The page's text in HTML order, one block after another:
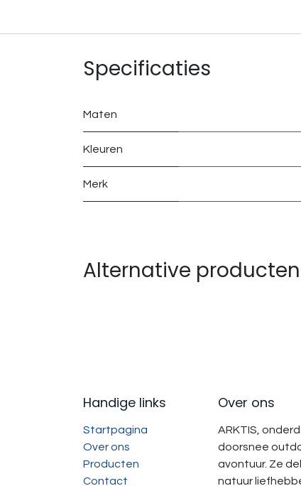
Specificaties
Maten
Kleuren
Merk
Alternative
Handige links
Startpagina
Over ons
Producten
Contact
Over ons
ARKTIS,
doorsnee
avontuur. Ze
natuur